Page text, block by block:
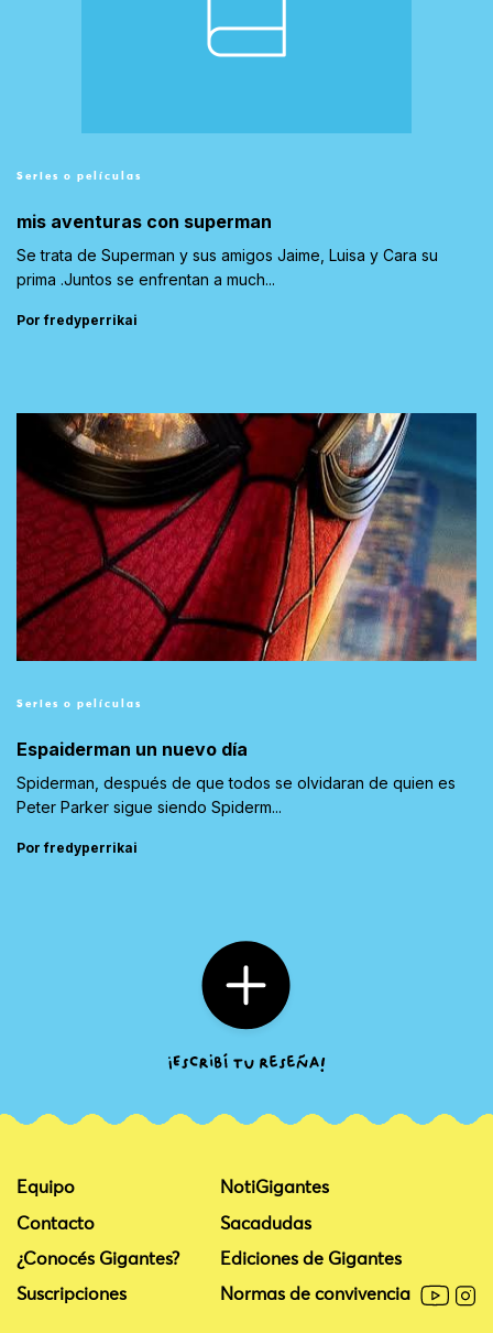
Series o películas
mis aventuras con superman
Se trata de Superman y sus amigos Jaime, Luisa y Cara su
prima .Juntos se enfrentan a much...
Por fredyperrikai
Series o películas
Espaiderman un nuevo día
Spiderman, después de que todos se olvidaran de quien es
Peter Parker sigue siendo Spiderm...
Por fredyperrikai
Equipo
Contacto
¿Conocés Gigantes?
Suscripciones
NotiGigantes
Sacadudas
Ediciones de Gigantes
Normas de convivencia